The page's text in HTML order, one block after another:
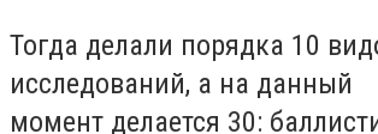
Тогда делали порядка 10
исследований, а на данный
момент делается 30: